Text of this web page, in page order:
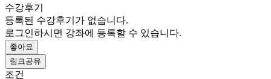
수강후기
등록된 수강후기가 없습니다.
로그인하시면 강좌에 등록할 수 있습니다.
좋아요
링크공유
조건